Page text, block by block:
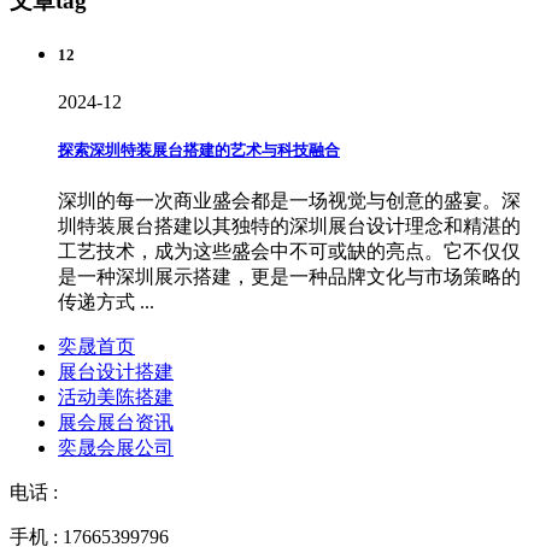
12
2024-12
探索深圳特装展台搭建的艺术与科技融合
深圳的每一次商业盛会都是一场视觉与创意的盛宴。深
圳特装展台搭建以其独特的深圳展台设计理念和精湛的
工艺技术，成为这些盛会中不可或缺的亮点。它不仅仅
是一种深圳展示搭建，更是一种品牌文化与市场策略的
传递方式 ...
奕晟首页
展台设计搭建
活动美陈搭建
展会展台资讯
奕晟会展公司
电话 :
手机 : 17665399796